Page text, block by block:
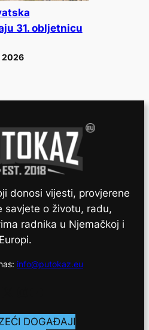
31. obljetnicu
2026
donosi vijesti, provjerene
savjete o životu, radu,
radnika u Njemačkoj i
Europi.
info@putokaz.eu
DOGAĐAJI